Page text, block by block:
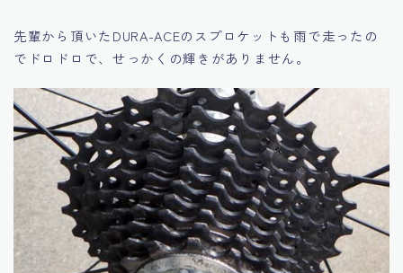
先輩から頂いたDURA-ACEのスプロケットも雨で走ったの
でドロドロで、せっかくの輝きがありません。